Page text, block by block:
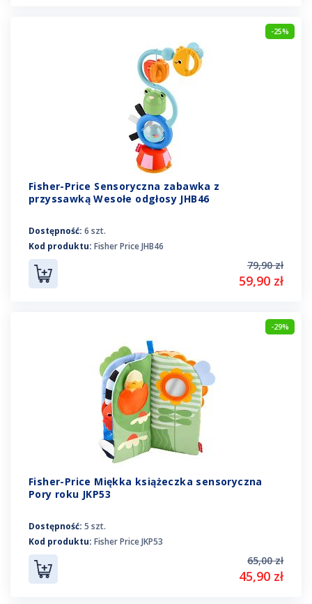
-25%
Fisher-Price Sensoryczna zabawka z
przyssawką Wesołe odgłosy JHB46
Dostępność: 6 szt.
Kod produktu: Fisher Price JHB46
79,90 zł
59,90 zł
-29%
Fisher-Price Miękka książeczka sensoryczna
Pory roku JKP53
Dostępność: 5 szt.
Kod produktu: Fisher Price JKP53
65,00 zł
45,90 zł